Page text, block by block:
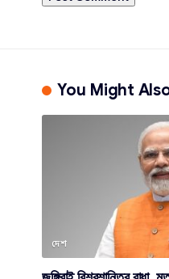
You Might
দেশ